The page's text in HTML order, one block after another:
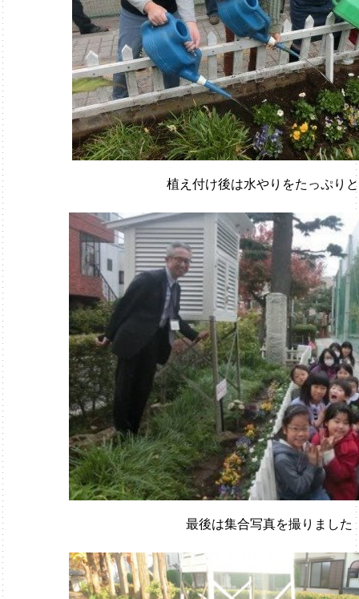
植え付け後は水やりをたっぷり
最後は集合写真を撮りました